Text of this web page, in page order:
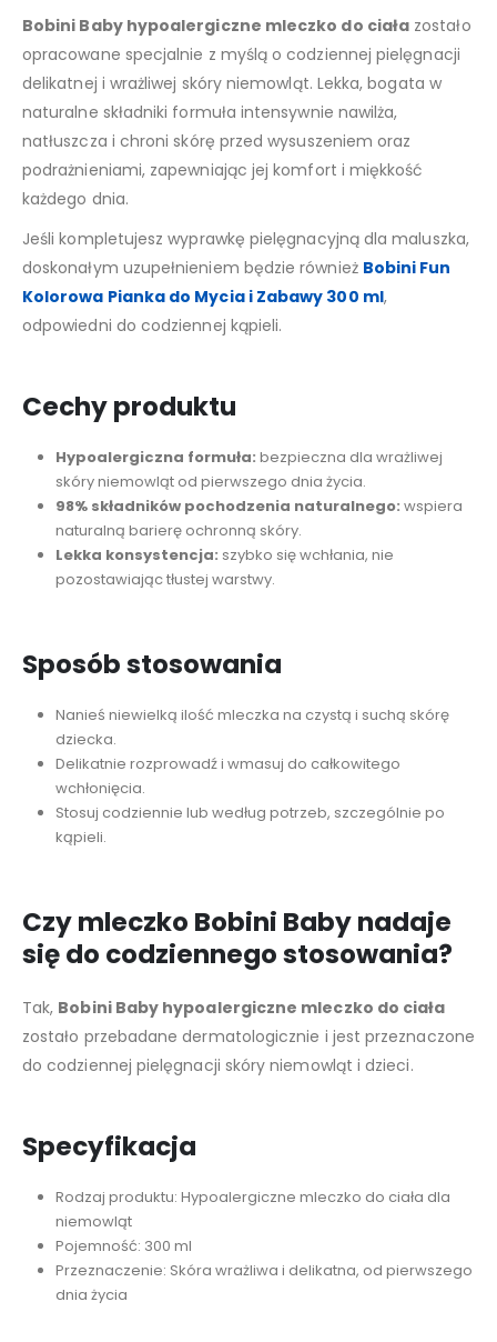
Bobini Baby hypoalergiczne mleczko do ciała zostało
opracowane specjalnie z myślą o codziennej pielęgnacji
delikatnej i wrażliwej skóry niemowląt. Lekka, bogata w
naturalne składniki formuła intensywnie nawilża,
natłuszcza i chroni skórę przed wysuszeniem oraz
podrażnieniami, zapewniając jej komfort i miękkość
każdego dnia.
Jeśli kompletujesz wyprawkę pielęgnacyjną dla maluszka,
doskonałym uzupełnieniem będzie również Bobini Fun
Kolorowa Pianka do Mycia i Zabawy 300 ml,
odpowiedni do codziennej kąpieli.
Cechy produktu
Hypoalergiczna formuła: bezpieczna dla wrażliwej
skóry niemowląt od pierwszego dnia życia.
98% składników pochodzenia naturalnego: wspiera
naturalną barierę ochronną skóry.
Lekka konsystencja: szybko się wchłania, nie
pozostawiając tłustej warstwy.
Sposób stosowania
Nanieś niewielką ilość mleczka na czystą i suchą skórę
dziecka.
Delikatnie rozprowadź i wmasuj do całkowitego
wchłonięcia.
Stosuj codziennie lub według potrzeb, szczególnie po
kąpieli.
Czy mleczko Bobini Baby nadaje
się do codziennego stosowania?
Tak, Bobini Baby hypoalergiczne mleczko do ciała
zostało przebadane dermatologicznie i jest przeznaczone
do codziennej pielęgnacji skóry niemowląt i dzieci.
Specyfikacja
Rodzaj produktu: Hypoalergiczne mleczko do ciała dla
niemowląt
Pojemność: 300 ml
Przeznaczenie: Skóra wrażliwa i delikatna, od pierwszego
dnia życia